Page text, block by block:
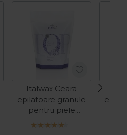
Italwax Ceara
epilatoare granule
pentru piele
sensibila Top Line